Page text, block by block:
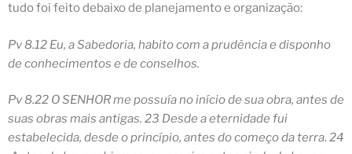
tudo foi feito debaixo de planejamento e organização:
Pv 8.12 Eu, a Sabedoria, habito com a prudência e disponho
de conhecimentos e de conselhos.
Pv 8.22 O SENHOR me possuía no início de sua obra, antes de
suas obras mais antigas. 23 Desde a eternidade fui
estabelecida, desde o princípio, antes do começo da terra. 24